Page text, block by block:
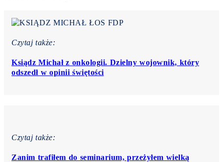
Czytaj także:
Ksiądz Michał z onkologii. Dzielny wojownik, który
odszedł w opinii świętości
Czytaj także:
Zanim trafiłem do seminarium, przeżyłem wielką